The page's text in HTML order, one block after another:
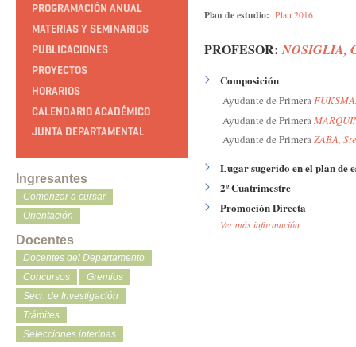
PROGRAMACIÓN ANUAL
MATERIAS Y SEMINARIOS
PUBLICACIONES
PROYECTOS
HORARIOS
CALENDARIO ACADÉMICO
JUNTA DEPARTAMENTAL
Ingresantes
Comenzar a cursar
Orientación
Docentes
Docentes del Departamento
Concursos
Gremios
Secr. de Investigación
Trámites
Selecciones interinas
Plan de estudio: Plan 2016
PROFESOR: NOSIGLIA,
Composición
Ayudante de Primera
Ayudante de Primera
Ayudante de PrimeraZABA,
Lugar sugerido en el plan de
2º Cuatrimestre
Promoción Directa
Ver más información